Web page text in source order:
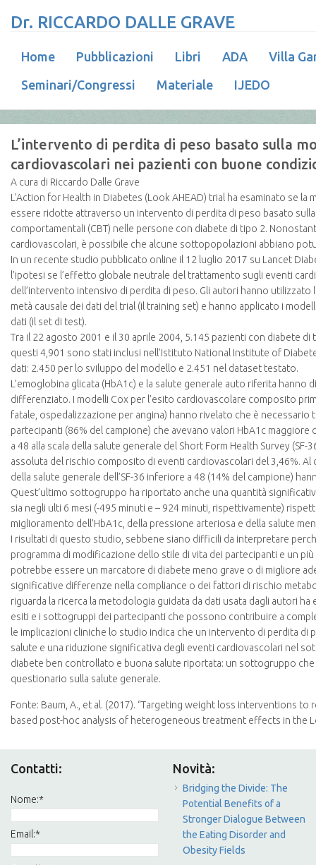
Dr. RICCARDO DALLE GRAVE
Home Pubblicazioni Libri ADA
Villa
Seminari/Congressi
Materiale IJEDO
L’intervento di perdita di peso basato sulla
cardiovascolari nei pazienti con buone
A cura di Riccardo Dalle Grave
L’Action for Health in Diabetes (Look AHEAD) trial ha esaminato se
essere ridotte attraverso un intervento di perdita di peso basato
comportamentali (CBT) nelle persone con diabete di tipo 2.
cardiovascolari, è possibile che alcune sottopopolazioni abbiano
In un recente studio pubblicato online il 12 luglio 2017 su Lancet
l’ipotesi se l’effetto globale neutrale del trattamento sugli eventi
dell’intervento intensivo di perdita di peso. Gli autori hanno
metà causale dei dati del trial (il training set) e hanno applicato i
dati (il set di test).
Tra il 22 agosto 2001 e il 30 aprile 2004, 5.145 pazienti con diabete
questi 4,901 sono stati inclusi nell’Istituto National Institute of
dati: 2.450 per lo sviluppo del modello e 2.451 nel dataset testato.
L’emoglobina glicata (HbA1c) e la salute generale auto riferita
differenziato. I modelli Cox per l’esito cardiovascolare composito
fatale, ospedalizzazione per angina) hanno rivelato che è
partecipanti (86% del campione) che avevano valori HbA1c
a 48 alla scala della salute generale del Short Form Health Survey
assoluta del rischio composito di eventi cardiovascolari del 3,46%.
della salute generale dell’SF-36 inferiore a 48 (14% del campione)
Quest’ultimo sottogruppo ha riportato anche una quantità
sia negli ulti 6 mesi (-495 minuti e – 924 minuti, rispettivamente)
miglioramento dell’HbA1c, della pressione arteriosa e della salute
I risultati di questo studio, sebbene siano difficili da interpretare
programma di modificazione dello stile di vita dei partecipanti e un
potrebbe essere un marcatore di diabete meno grave o di migliore
significative differenze nella compliance o dei fattori di rischio
riguarda la ricerca la metodologia guidata da dati usata dagli autori
esiti e i sottogruppi dei partecipanti che possono contribuire a
le implicazioni cliniche lo studio indica che un intervento di perdita
salute e una riduzione significativa degli eventi cardiovascolari nel
diabete ben controllato e buona salute riportata: un sottogruppo
questionario sulla salute generale.
Fonte: Baum, A., et al. (2017). “Targeting weight loss interventions
based post-hoc analysis of heterogeneous treatment effects in the
Contatti:
Nome:*
Email:*
Novità:
Bridging the Divide: The
Potential Benefits of a
Stronger Dialogue Between
the Eating Disorder and
Obesity Fields